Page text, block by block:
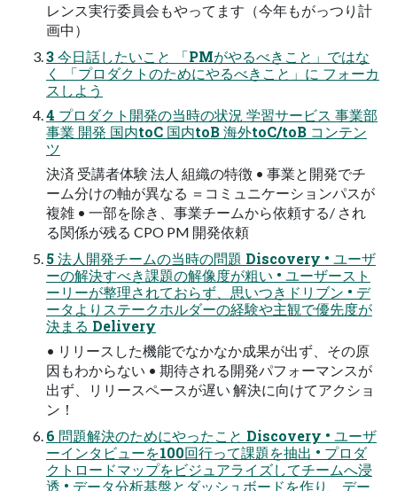
レンス実行委員会もやってます（今年もがっつり計
画中）
3 今日話したいこと 「PMがやるべきこと」ではな
く 「プロダクトのためにやるべきこと」に フォーカ
スしよう
4 プロダクト開発の当時の状況 学習サービス 事業部
事業 開発 国内toC 国内toB 海外toC/toB コンテン
ツ
決済 受講者体験 法人 組織の特徴 • 事業と開発でチ
ーム分けの軸が異なる ＝コミュニケーションパスが
複雑 • 一部を除き、事業チームから依頼する/ され
る関係が残る CPO PM 開発依頼
5 法人開発チームの当時の問題 Discovery • ユーザ
ーの解決すべき課題の解像度が粗い • ユーザースト
ーリーが整理されておらず、思いつきドリブン • デ
ータよりステークホルダーの経験や主観で優先度が
決まる Delivery
• リリースした機能でなかなか成果が出ず、その原
因もわからない • 期待される開発パフォーマンスが
出ず、リリースペースが遅い 解決に向けてアクショ
ン！
6 問題解決のためにやったこと Discovery • ユーザ
ーインタビューを100回行って課題を抽出 • プロダ
クトロードマップをビジュアライズしてチームへ浸
透 • データ分析基盤とダッシュボードを作り、デー